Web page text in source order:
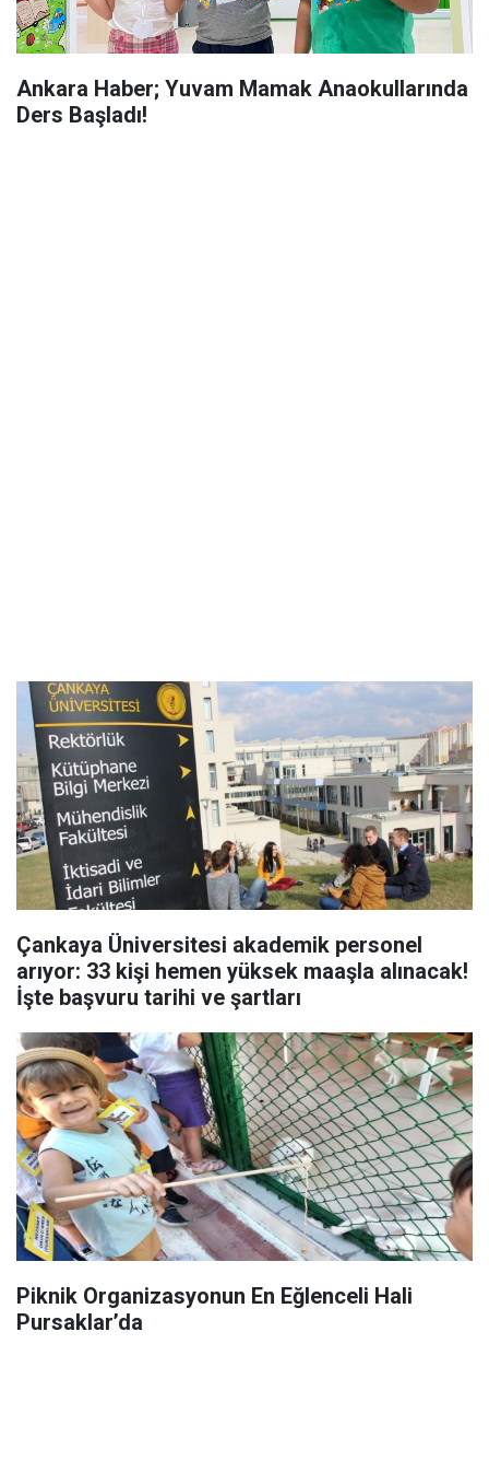
Ankara Haber; Yuvam Mamak Anaokullarında
Ders Başladı!
Çankaya Üniversitesi akademik personel
arıyor: 33 kişi hemen yüksek maaşla alınacak!
İşte başvuru tarihi ve şartları
Piknik Organizasyonun En Eğlenceli Hali
Pursaklar’da